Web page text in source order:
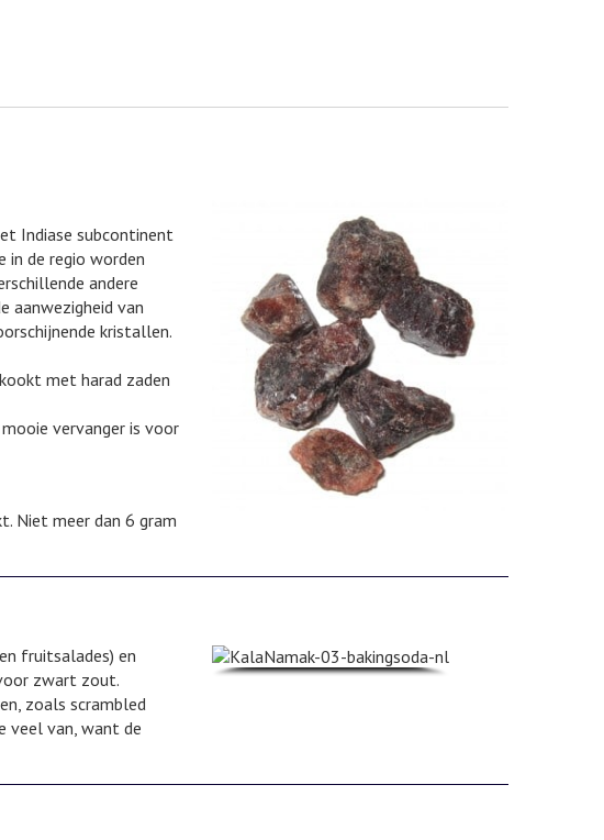
Indiase subcontinent
in de regio worden
andere
aanwezigheid van
kristallen.
met harad zaden
vervanger is voor
Niet meer dan 6 gram
fruitsalades) en
zwart zout.
zoals scrambled
veel van, want de